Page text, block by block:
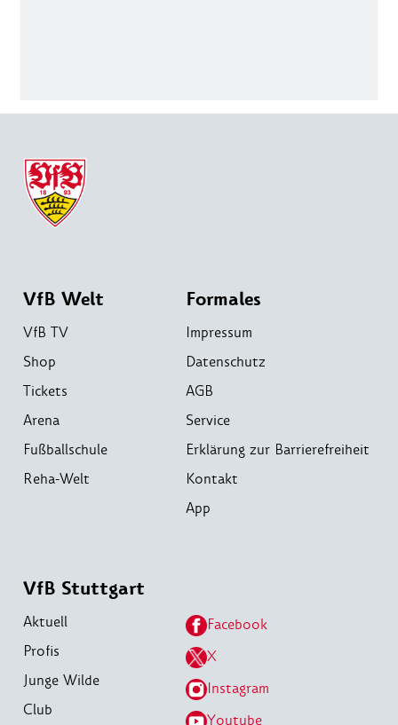
VfB Welt
VfB TV
Shop
Tickets
Arena
Fußballschule
Reha-Welt
Formales
Impressum
Datenschutz
AGB
Service
Erklärung zur Barrierefreiheit
Kontakt
App
VfB Stuttgart
Aktuell
Profis
Junge Wilde
Club
Facebook
X
Instagram
Youtube